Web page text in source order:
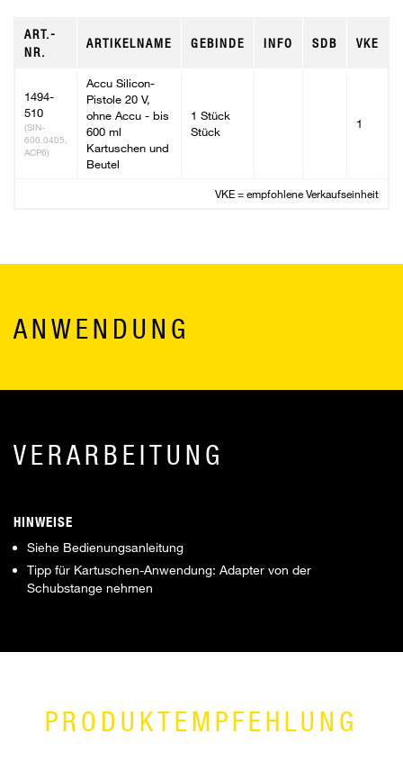
ART.-
NR.
ARTIKELNAME GEBINDE INFO SDB VKE
1494-
510
(SIN-
600.0405,
ACP6)
Accu Silicon-
Pistole 20 V,
ohne Accu - bis
600 ml
Kartuschen und
Beutel
1 Stück
Stück
1
VKE = empfohlene Verkaufseinheit
ANWENDUNG
VERARBEITUNG
HINWEISE
Siehe Bedienungsanleitung
Tipp für Kartuschen-Anwendung: Adapter von der
Schubstange nehmen
PRODUKTEMPFEHLUNG